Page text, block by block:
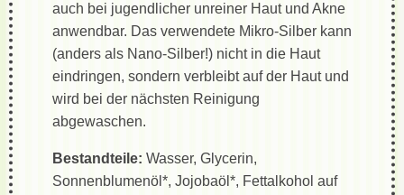
auch bei jugendlicher unreiner Haut und Akne
anwendbar. Das verwendete Mikro-Silber kann
(anders als Nano-Silber!) nicht in die Haut
eindringen, sondern verbleibt auf der Haut und
wird bei der nächsten Reinigung
abgewaschen.
Bestandteile: Wasser, Glycerin,
Sonnenblumenöl*, Jojobaöl*, Fettalkohol auf